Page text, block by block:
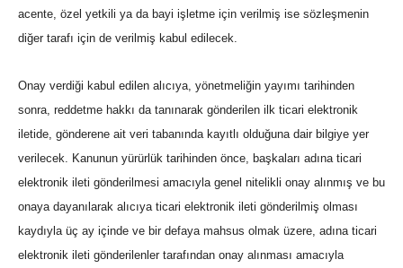
acente, özel yetkili ya da bayi işletme için verilmiş ise sözleşmenin
diğer tarafı için de verilmiş kabul edilecek.
Onay verdiği kabul edilen alıcıya, yönetmeliğin yayımı tarihinden
sonra, reddetme hakkı da tanınarak gönderilen ilk ticari elektronik
iletide, gönderene ait veri tabanında kayıtlı olduğuna dair bilgiye yer
verilecek. Kanunun yürürlük tarihinden önce, başkaları adına ticari
elektronik ileti gönderilmesi amacıyla genel nitelikli onay alınmış ve bu
onaya dayanılarak alıcıya ticari elektronik ileti gönderilmiş olması
kaydıyla üç ay içinde ve bir defaya mahsus olmak üzere, adına ticari
elektronik ileti gönderilenler tarafından onay alınması amacıyla